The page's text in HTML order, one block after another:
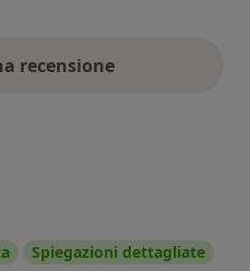
recensione
Spiegazioni dettagliate